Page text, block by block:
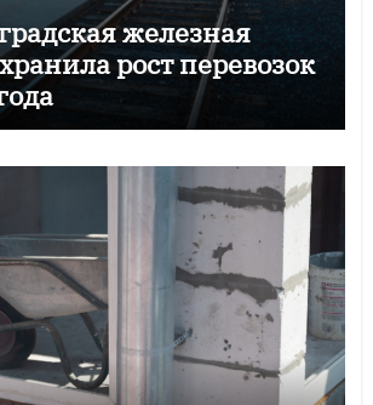
железная
рост перевозок